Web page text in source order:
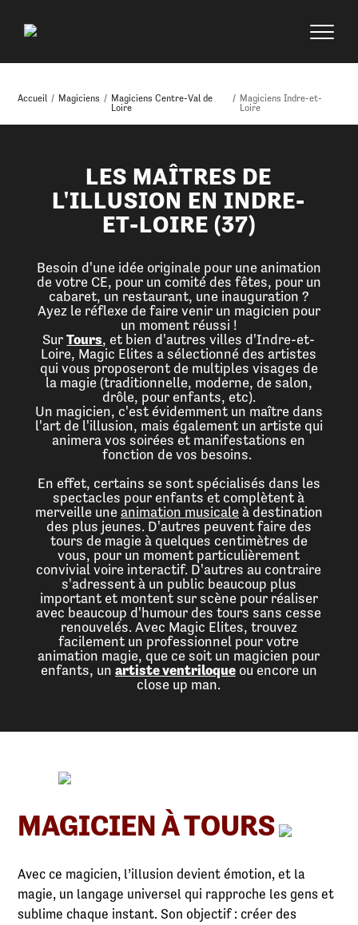
Accueil / Magiciens / Magiciens Centre-Val de
Loire
/ Magiciens Indre-et-
Loire
LES MAÎTRES DE
L'ILLUSION EN INDRE-
ET-LOIRE (37)
Besoin d'une idée originale pour une animation
de votre CE, pour un comité des fêtes, pour un
cabaret, un restaurant, une inauguration ?
Ayez le réflexe de faire venir un magicien pour
un moment réussi !
SurTours, et bien d'autres villes d'Indre-et-
Loire, Magic Elites a sélectionné des artistes
qui vous proposeront de multiples visages de
la magie (traditionnelle, moderne, de salon,
drôle, pour enfants, etc).
Un magicien, c'est évidemment un maître dans
l'art de l'illusion, mais également un artiste qui
animera vos soirées et manifestations en
fonction de vos besoins.
En effet, certains se sont spécialisés dans les
spectacles pour enfants et complètent à
merveille uneanimation musicaleà destination
des plus jeunes. D'autres peuvent faire des
tours de magie à quelques centimètres de
vous, pour un moment particulièrement
convivial voire interactif. D'autres au contraire
s'adressent à un public beaucoup plus
important et montent sur scène pour réaliser
avec beaucoup d'humour des tours sans cesse
renouvelés. Avec Magic Elites, trouvez
facilement un professionnel pour votre
animation magie, que ce soit un magicien pour
enfants, un artiste ventriloqueou encore un
close up man.
MAGICIEN À TOURS
Avec ce magicien, l’illusion devient émotion, et la
magie, un langage universel qui rapproche les gens et
sublime chaque instant. Son objectif : créer des